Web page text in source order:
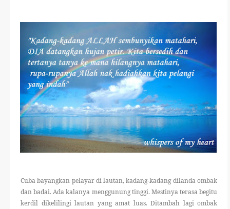
Cuba bayangkan pelayar di lautan, kadang-kadang dilanda ombak
dan badai. Ada kalanya menggunung tinggi. Mestinya terasa begitu
kerdil dikelilingi lautan yang amat luas. Ditambah lagi ombak